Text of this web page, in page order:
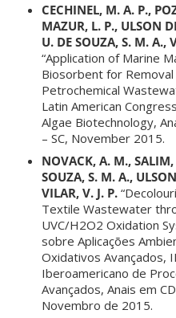
CECHINEL, M. A. P.,
MAZUR, L. P., ULSON
U. DE SOUZA, S. M. A.,
“Application of Marine
Biosorbent for
Petrochemical
Latin American
Algae Biotechnology,
– SC, November 2015.
NOVACK, A. M.,
SOUZA, S. M. A.,
VILAR, V. J. P.
Textile Wastewater
UVC/H2O2 Oxidation
sobre Aplicações
Oxidativos Avançados,
Iberoamericano de
Avançados, Anais em
Novembro de 2015.